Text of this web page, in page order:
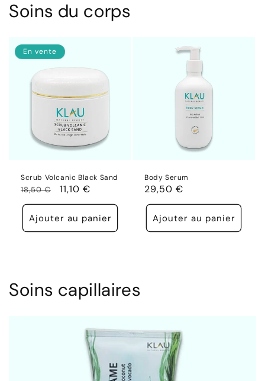
Soins du corps
En vente
Scrub Volcanic Black Sand
Prix
habituel
18,50 €
Prix
promotionnel
11,10 €
Ajouter au panier
Body Serum
Prix
habituel
29,50 €
Ajouter au panier
Soins capillaires